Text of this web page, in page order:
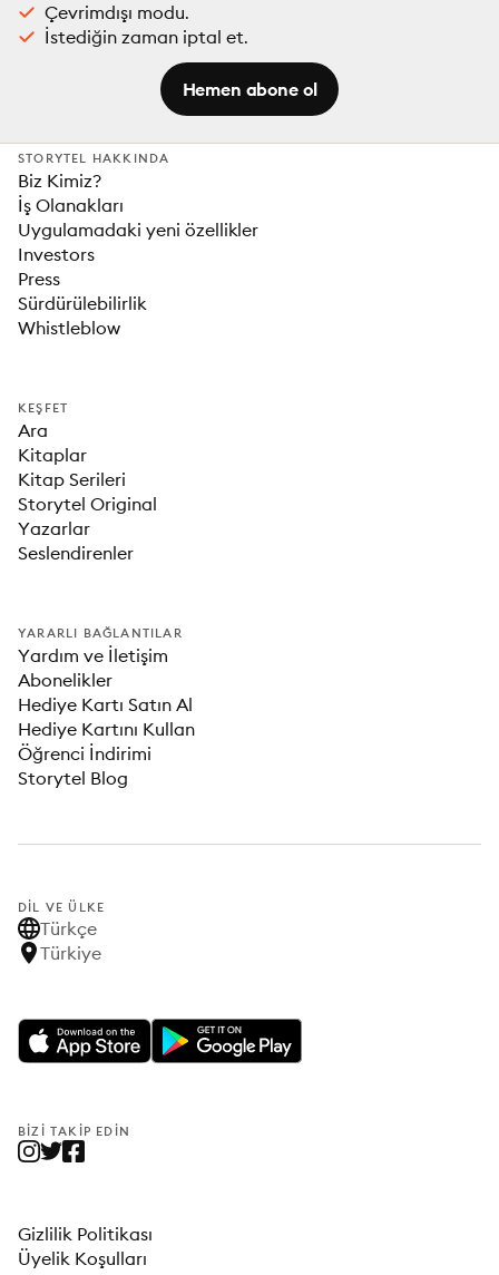
Çevrimdışı modu.
İstediğin zaman iptal et.
Hemen abone ol
STORYTEL HAKKINDA
Biz Kimiz?
İş Olanakları
Uygulamadaki yeni özellikler
Investors
Press
Sürdürülebilirlik
Whistleblow
KEŞFET
Ara
Kitaplar
Kitap Serileri
Storytel Original
Yazarlar
Seslendirenler
YARARLI BAĞLANTILAR
Yardım ve İletişim
Abonelikler
Hediye Kartı Satın Al
Hediye Kartını Kullan
Öğrenci İndirimi
Storytel Blog
DIL VE ÜLKE
Türkçe
Türkiye
BIZI TAKIP EDIN
Gizlilik Politikası
Üyelik Koşulları